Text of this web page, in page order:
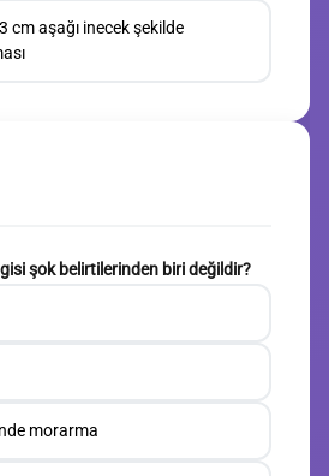
cm aşağı inecek şekilde
şok belirtilerinden biri değildir?
morarma